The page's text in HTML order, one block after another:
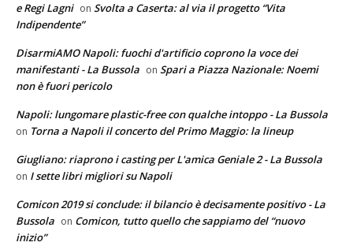
e Regi Lagni on Svolta a Caserta: al via il progetto “Vita
Indipendente”
DisarmiAMO Napoli: fuochi d'artificio coprono la voce dei
manifestanti - La Bussola on Spari a Piazza Nazionale: Noemi
non è fuori pericolo
Napoli: lungomare plastic-free con qualche intoppo - La Bussola
on Torna a Napoli il concerto del Primo Maggio: la lineup
Giugliano: riaprono i casting per L'amica Geniale 2 - La Bussola
on I sette libri migliori su Napoli
Comicon 2019 si conclude: il bilancio è decisamente positivo - La
Bussola on Comicon, tutto quello che sappiamo del “nuovo
inizio”